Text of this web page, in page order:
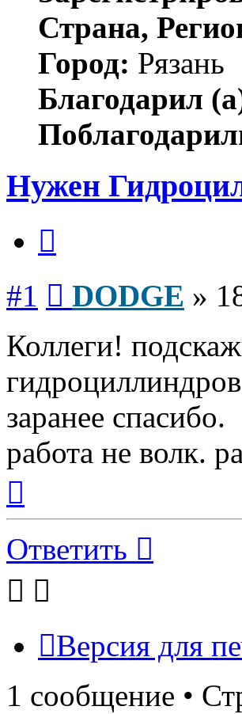
Страна,
Город: Рязань
Благодарил
Нужен
#1 DODGE »
Коллеги!
заранее спасибо.
работа не волк.
началу
Ответить
Версия для
1 сообщение •